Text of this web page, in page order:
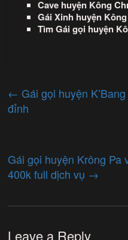
Cave huyện Kông
Gái Xinh huyện
Tìm Gái gọi huyện
← Gái gọi huyện
đỉnh
Gái gọi huyện Krông Pa
400k full dịch vụ →
Leave a Reply